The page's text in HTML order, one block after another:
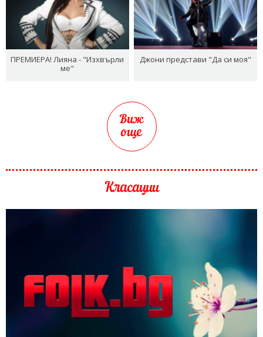
ПРЕМИЕРА! Лияна - "Изхвърли
ме"
Джони представи "Да си моя"
Виж
още
Класации